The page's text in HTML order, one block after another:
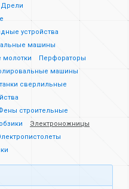
Дрели
устройства
машины
молотки
Перфораторы
машины
сверлильные
строительные
Электроножницы